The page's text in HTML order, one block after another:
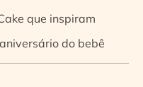
que inspiram
do bebê